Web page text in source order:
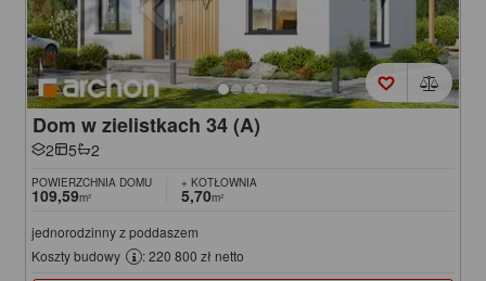
Dom w zielistkach 34 (A)
2 5 2
POWIERZCHNIA DOMU
109,59m²
+ KOTŁOWNIA
5,70m²
jednorodzinny z poddaszem
Koszty budowy
: 220 800 zł netto